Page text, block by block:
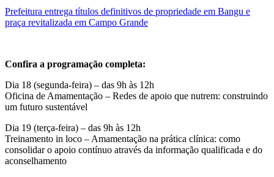
Prefeitura entrega títulos definitivos de propriedade em Bangu e
praça revitalizada em Campo Grande
Confira a programação completa:
Dia 18 (segunda-feira) – das 9h às 12h
Oficina de Amamentação – Redes de apoio que nutrem: construindo
um futuro sustentável
Dia 19 (terça-feira) – das 9h às 12h
Treinamento in loco – Amamentação na prática clínica: como
consolidar o apoio contínuo através da informação qualificada e do
aconselhamento